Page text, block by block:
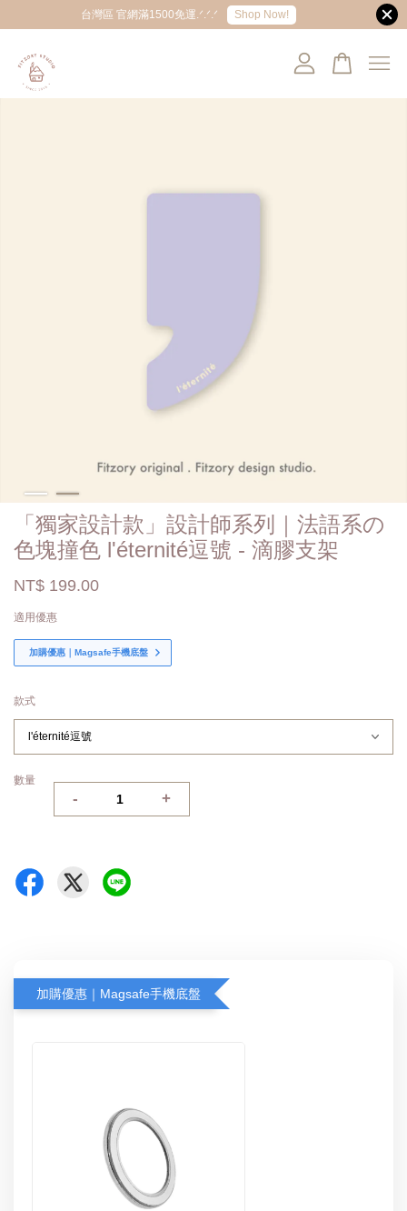
台灣區 官網滿1500免運.ᐟ.ᐟ.ᐟ Shop Now!
「獨家設計款」設計師系列｜法語系の
色塊撞色 l'éternité逗號 - 滴膠支架
NT$ 199.00
適用優惠
加購優惠｜Magsafe手機底盤
款式
數量
- +
加購優惠｜Magsafe手機底盤
您的購物車目前還是空的。